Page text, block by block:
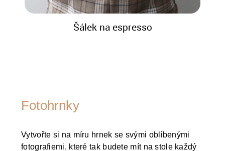
Šálek na espresso
Fotohrnky
Vytvořte si na míru hrnek se svými oblíbenými
fotografiemi, které tak budete mít na stole každý